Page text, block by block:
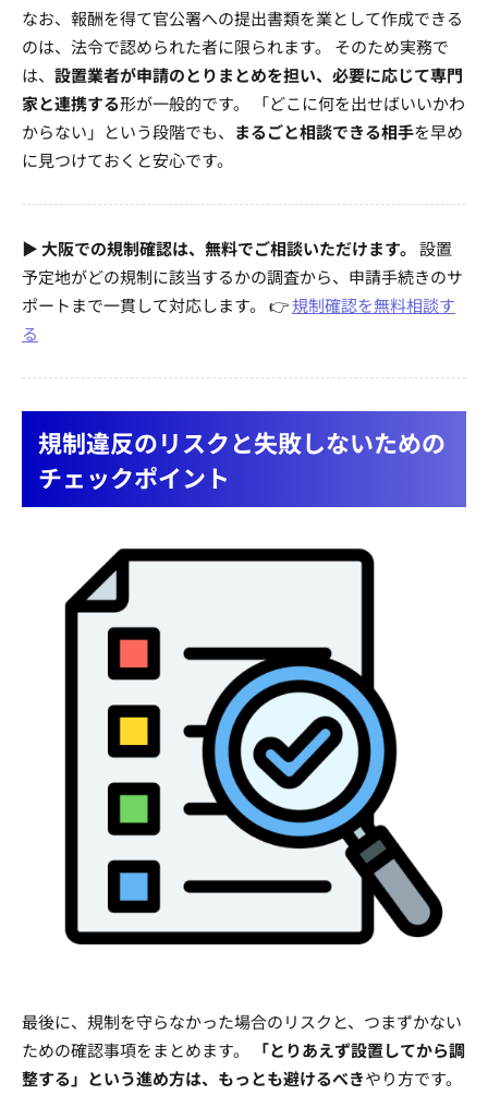
なお、報酬を得て官公署への提出書類を業として作成できる
のは、法令で認められた者に限られます。 そのため実務で
は、 設置業者が申請のとりまとめを担い、必要に応じて専門
家と連携する形が一般的です。 「どこに何を出せばいいかわ
からない」という段階でも、 まるごと相談できる相手を早め
に見つけておくと安心です。
▶ 大阪での規制確認は、無料でご相談いただけます。 設置
予定地がどの規制に該当するかの調査から、申請手続きのサ
ポートまで一貫して対応します。 👉規制確認を無料相談す
る
規制違反のリスクと失敗しないための
チェックポイント
最後に、規制を守らなかった場合のリスクと、つまずかない
ための確認事項をまとめます。
「とりあえず設置してから調
整する」という進め方は、もっとも避けるべきやり方です。